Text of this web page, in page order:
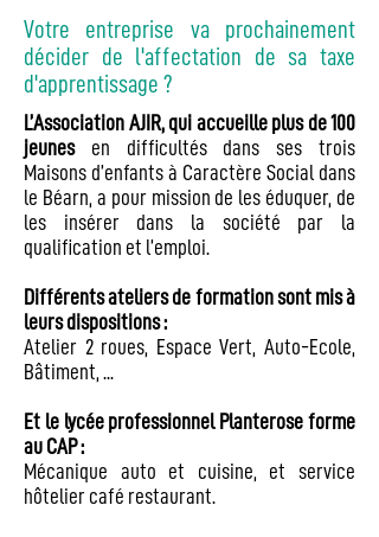
Votre entreprise va prochainement
décider de l'affectation de sa taxe
d'apprentissage ?
L’Association AJIR, qui accueille plus de100
jeunesen difficultés dans ses trois
Maisons d’enfants à Caractère Social dans
le Béarn, a pour mission de les éduquer, de
les insérer dans la société par la
qualification et l’emploi.
Différents ateliers de formation sont mis à
leurs dispositions :
Atelier 2 roues, Espace Vert, Auto-Ecole,
Bâtiment, ...
Et le lycée professionnel Planterose forme
au CAP :
Mécanique auto et cuisine, et service
hôtelier café restaurant.